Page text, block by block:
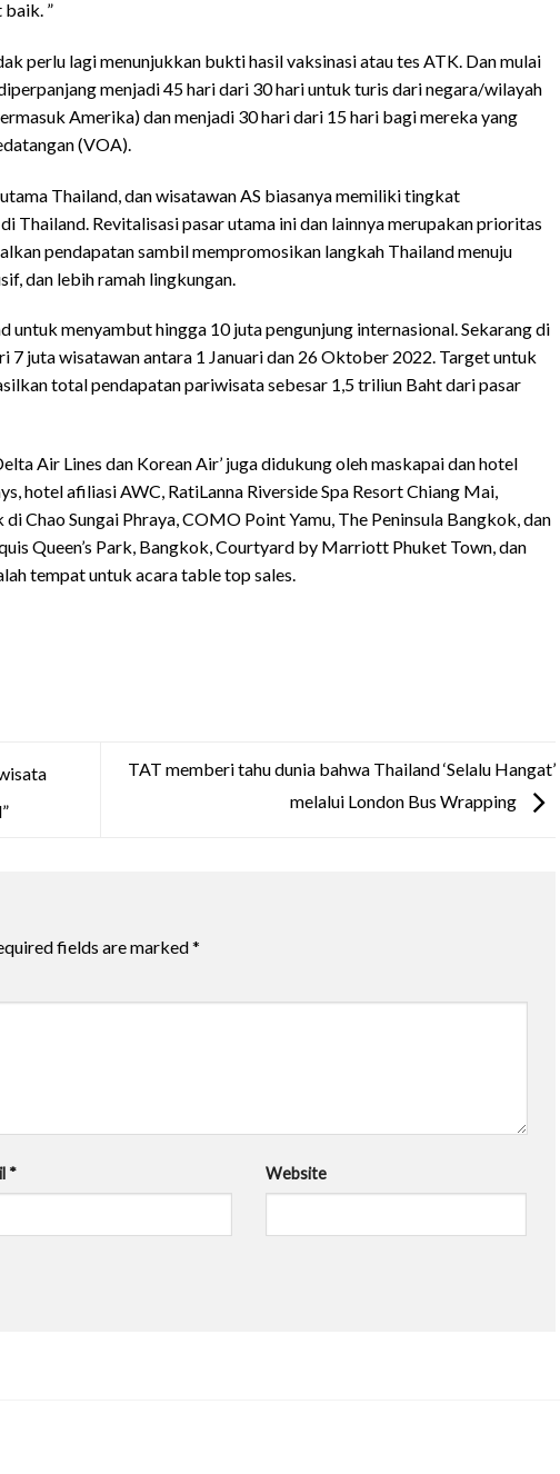
baik. ”
perlu lagi menunjukkan bukti hasil vaksinasi atau tes ATK. Dan mulai
menjadi 45 hari dari 30 hari untuk turis dari negara/wilayah
Amerika) dan menjadi 30 hari dari 15 hari bagi mereka yang
(VOA).
Thailand, dan wisatawan AS biasanya memiliki tingkat
Thailand. Revitalisasi pasar utama ini dan lainnya merupakan prioritas
pendapatan sambil mempromosikan langkah Thailand menuju
dan lebih ramah lingkungan.
untuk menyambut hingga 10 juta pengunjung internasional. Sekarang di
7 juta wisatawan antara 1 Januari dan 26 Oktober 2022. Target untuk
total pendapatan pariwisata sebesar 1,5 triliun Baht dari pasar
Air Lines dan Korean Air’ juga didukung oleh maskapai dan hotel
hotel afiliasi AWC, RatiLanna Riverside Spa Resort Chiang Mai,
Chao Sungai Phraya, COMO Point Yamu, The Peninsula Bangkok, dan
Queen’s Park, Bangkok, Courtyard by Marriott Phuket Town, dan
tempat untuk acara table top sales.
TAT memberi tahu dunia bahwa Thailand ‘Selalu Hangat’
melalui London Bus Wrapping
fields are marked*
* Website